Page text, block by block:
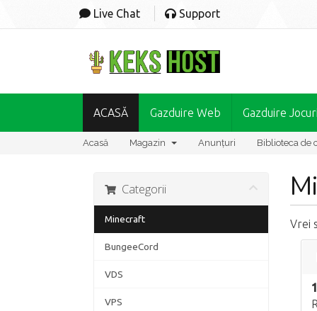
Live Chat Support
ACASĂ Gazduire Web Gazduire Jocuri
Acasă Magazin Anunțuri Biblioteca de
Vrei
Categorii
Minecraft
BungeeCord
VDS
VPS